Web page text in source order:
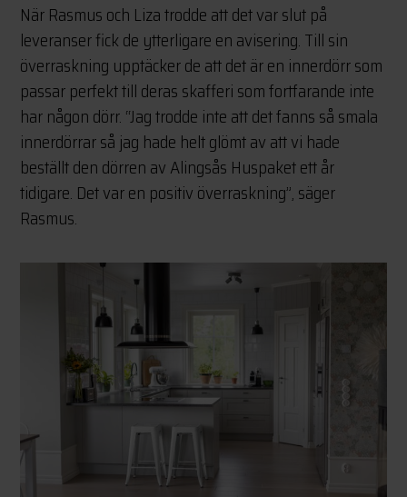
När Rasmus och Liza trodde att det var slut på
leveranser fick de ytterligare en avisering. Till sin
överraskning upptäcker de att det är en innerdörr som
passar perfekt till deras skafferi som fortfarande inte
har någon dörr. “Jag trodde inte att det fanns så smala
innerdörrar så jag hade helt glömt av att vi hade
beställt den dörren av Alingsås Huspaket ett år
tidigare. Det var en positiv överraskning”, säger
Rasmus.